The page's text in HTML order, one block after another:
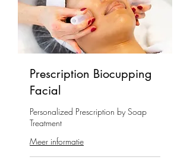
Prescription Biocupping
Facial
Personalized Prescription by Soap
Treatment
Meer informatie